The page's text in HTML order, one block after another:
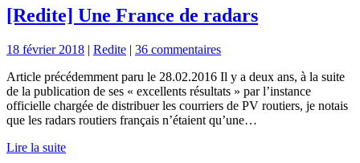
[Redite] Une France de radars
18 février 2018 | Redite | 36 commentaires
Article précédemment paru le 28.02.2016 Il y a deux ans, à la suite
de la publication de ses « excellents résultats » par l’instance
officielle chargée de distribuer les courriers de PV routiers, je notais
que les radars routiers français n’étaient qu’une…
Lire la suite